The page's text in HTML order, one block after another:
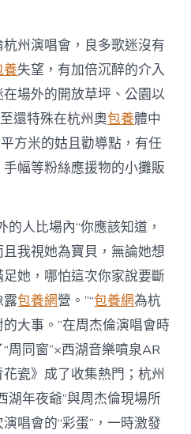
州演唱會，良多歌迷沒有
養失望，有加倍沉醉的介入
場外的開放草坪、公園以
還特殊在杭州奧包養體中
方米的姑且勸導點，有任
幅等粉絲應援物的小攤販
的人比場內“你應該知道，
我視她為寶貝，無論她想
她，哪怕這次你家說要斷
露包養網營。”“包養網為杭
大事。”在周杰倫演唱會時
周同窗”×西湖音樂噴泉AR
花瓷》成了收集熱門；杭州
湖年夜爺”與周杰倫現場所
唱會的“彩蛋”，一時激發